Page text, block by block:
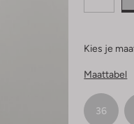
Kies je
Maattabel
36